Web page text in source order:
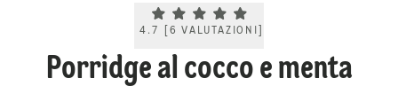
Current rating 4.7. Click to rate.
4.7 6 VALUTAZIONI
Porridge al cocco e menta